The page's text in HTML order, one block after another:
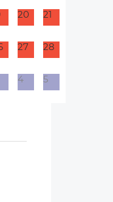
20 21
27 28
4 5